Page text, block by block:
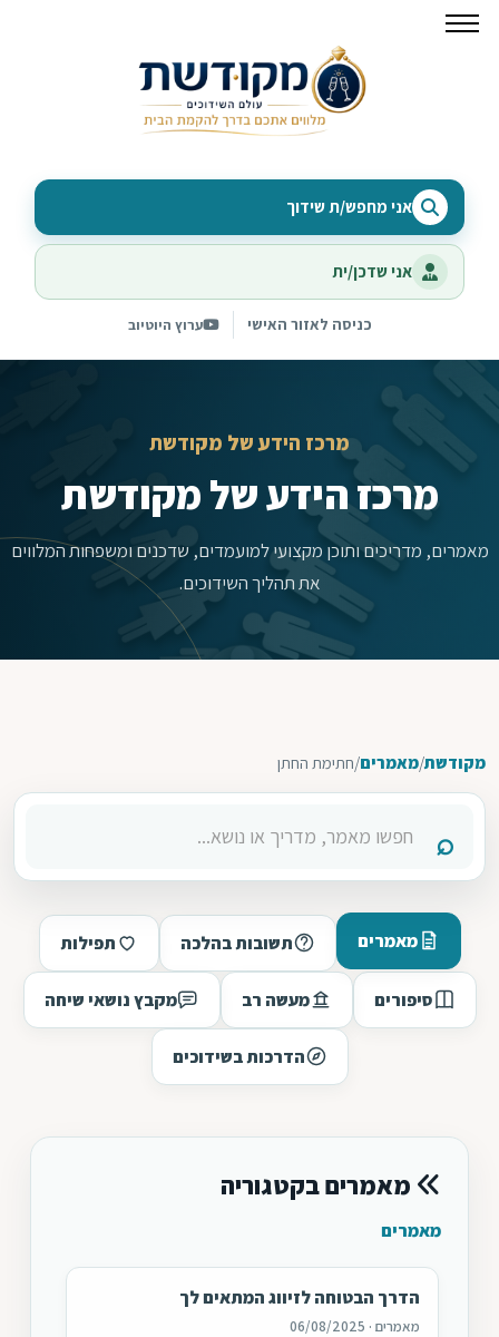
אני מחפש/ת שידוך
אני שדכן/ית
כניסה לאזור האישי ערוץ היוטיוב
מרכז הידע של מקודשת
מרכז הידע של מקודשת
מאמרים, מדריכים ותוכן מקצועי למועמדים, שדכנים ומשפחות המלווים
את תהליך השידוכים.
מקודשת/מאמרים/חתימת החתן
מאמרים תשובות בהלכה תפילות
סיפורים מעשה רב מקבץ נושאי שיחה
הדרכות בשידוכים
מאמרים בקטגוריה
מאמרים
הדרך הבטוחה לזיווג המתאים לך
מאמרים · 06/08/2025